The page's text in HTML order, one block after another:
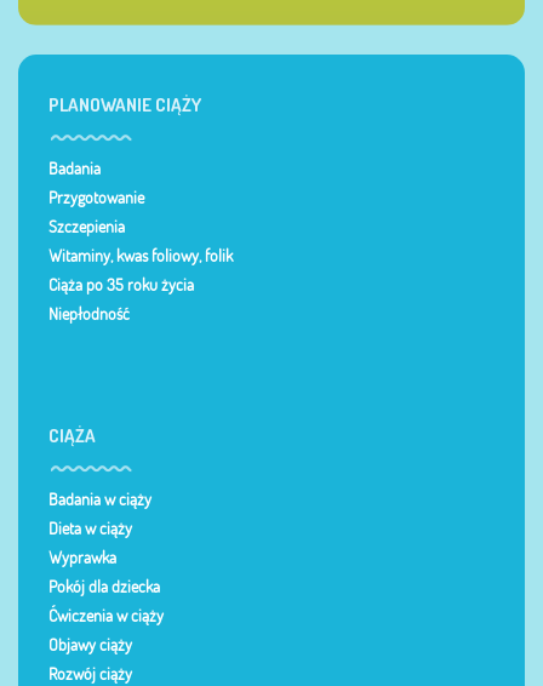
PLANOWANIE CIĄŻY
Badania
Przygotowanie
Szczepienia
Witaminy, kwas foliowy, folik
Ciąża po 35 roku życia
Niepłodność
CIĄŻA
Badania w ciąży
Dieta w ciąży
Wyprawka
Pokój dla dziecka
Ćwiczenia w ciąży
Objawy ciąży
Rozwój ciąży